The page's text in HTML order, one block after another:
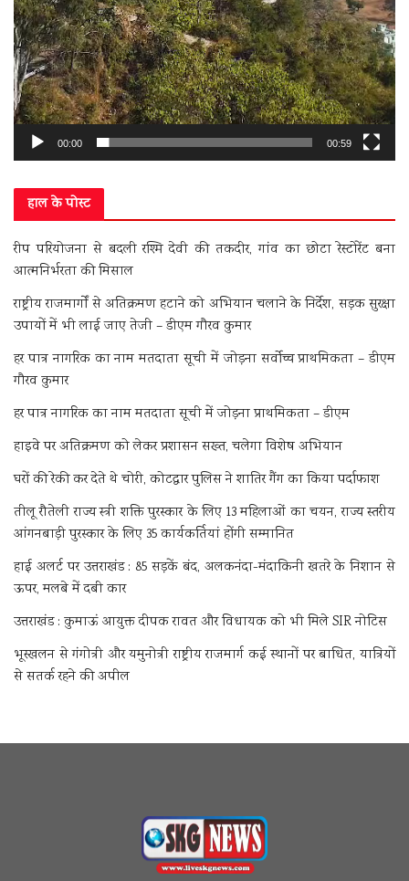
00:00 00:59
हाल के पोस्ट
रीप परियोजना से बदली रश्मि देवी की तकदीर, गांव का छोटा रेस्टोरेंट बना
आत्मनिर्भरता की मिसाल
राष्ट्रीय राजमार्गों से अतिक्रमण हटाने को अभियान चलाने के निर्देश, सड़क सुरक्षा
उपायों में भी लाई जाए तेजी – डीएम गौरव कुमार
हर पात्र नागरिक का नाम मतदाता सूची में जोड़ना सर्वोच्च प्राथमिकता – डीएम
गौरव कुमार
हर पात्र नागरिक का नाम मतदाता सूची में जोड़ना प्राथमिकता – डीएम
हाइवे पर अतिक्रमण को लेकर प्रशासन सख्त, चलेगा विशेष अभियान
घरों की रेकी कर देते थे चोरी, कोटद्वार पुलिस ने शातिर गैंग का किया पर्दाफाश
तीलू रौतेली राज्य स्त्री शक्ति पुरस्कार के लिए 13 महिलाओं का चयन, राज्य स्तरीय
आंगनबाड़ी पुरस्कार के लिए 35 कार्यकर्तियां होंगी सम्मानित
हाई अलर्ट पर उत्तराखंड : 85 सड़कें बंद, अलकनंदा-मंदाकिनी खतरे के निशान से
ऊपर, मलबे में दबी कार
उत्तराखंड : कुमाऊं आयुक्त दीपक रावत और विधायक को भी मिले SIR नोटिस
भूस्खलन से गंगोत्री और यमुनोत्री राष्ट्रीय राजमार्ग कई स्थानों पर बाधित, यात्रियों
से सतर्क रहने की अपील